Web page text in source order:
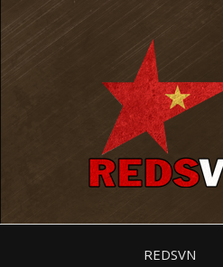
REDSVN